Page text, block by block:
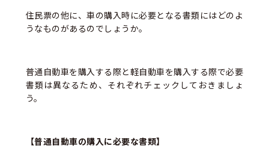
住民票の他に、車の購入時に必要となる書類にはどのよ
うなものがあるのでしょうか。
普通自動車を購入する際と軽自動車を購入する際で必要
書類は異なるため、それぞれチェックしておきましょ
う。
【普通自動車の購入に必要な書類】